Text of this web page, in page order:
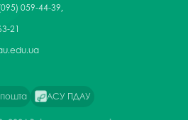
059-44-39,
21
АСУ ПДАУ